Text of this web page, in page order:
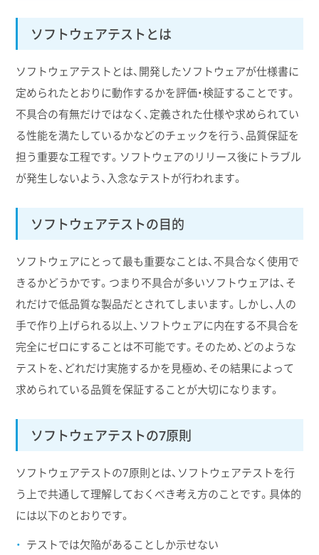
ソフトウェアテストとは
ソフトウェアテストとは、開発したソフトウェアが仕様書に
定められたとおりに動作するかを評価・検証することです。
不具合の有無だけではなく、定義された仕様や求められてい
る性能を満たしているかなどのチェックを行う、品質保証を
担う重要な工程です。ソフトウェアのリリース後にトラブル
が発生しないよう、入念なテストが行われます。
ソフトウェアテストの目的
ソフトウェアにとって最も重要なことは、不具合なく使用で
きるかどうかです。つまり不具合が多いソフトウェアは、そ
れだけで低品質な製品だとされてしまいます。しかし、人の
手で作り上げられる以上、ソフトウェアに内在する不具合を
完全にゼロにすることは不可能です。そのため、どのような
テストを、どれだけ実施するかを見極め、その結果によって
求められている品質を保証することが大切になります。
ソフトウェアテストの7原則
ソフトウェアテストの7原則とは、ソフトウェアテストを行
う上で共通して理解しておくべき考え方のことです。具体的
には以下のとおりです。
テストでは欠陥があることしか示せない